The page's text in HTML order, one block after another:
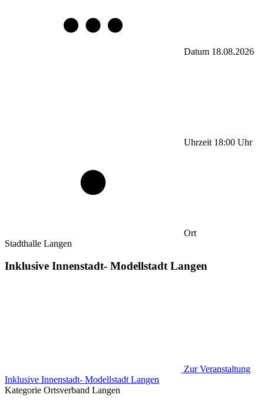
Datum 18.08.2026
Uhrzeit 18:00 Uhr
Ort
Stadthalle Langen
Inklusive Innenstadt- Modellstadt Langen
Zur Veranstaltung
Inklusive Innenstadt- Modellstadt Langen
Kategorie Ortsverband Langen